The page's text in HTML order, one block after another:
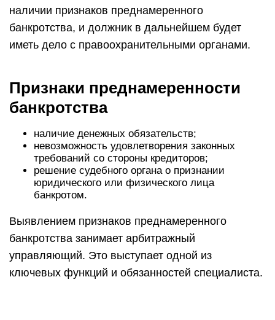
наличии признаков преднамеренного
банкротства, и должник в дальнейшем будет
иметь дело с правоохранительными органами.
Признаки преднамеренности
банкротства
наличие денежных обязательств;
невозможность удовлетворения законных
требований со стороны кредиторов;
решение судебного органа о признании
юридического или физического лица
банкротом.
Выявлением признаков преднамеренного
банкротства занимает арбитражный
управляющий. Это выступает одной из
ключевых функций и обязанностей специалиста.